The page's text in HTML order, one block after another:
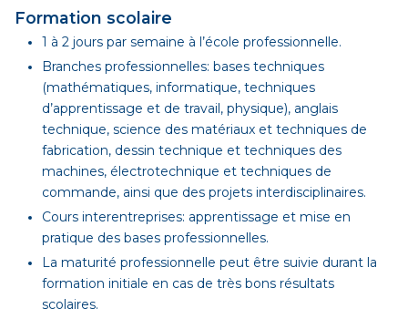
Formation scolaire
1 à 2 jours par semaine à l’école professionnelle.
Branches professionnelles: bases techniques
(mathématiques, informatique, techniques
d’apprentissage et de travail, physique), anglais
technique, science des matériaux et techniques de
fabrication, dessin technique et techniques des
machines, électrotechnique et techniques de
commande, ainsi que des projets interdisciplinaires.
Cours interentreprises: apprentissage et mise en
pratique des bases professionnelles.
La maturité professionnelle peut être suivie durant la
formation initiale en cas de très bons résultats
scolaires.